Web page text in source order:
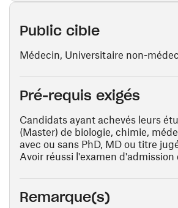
Public cible
Médecin, Universitaire non-
Pré-requis exigés
Candidats ayant achevés leurs
(Master) de biologie, chimie,
avec ou sans PhD, MD ou titre
Avoir réussi l'examen d'admission
Remarque(s)